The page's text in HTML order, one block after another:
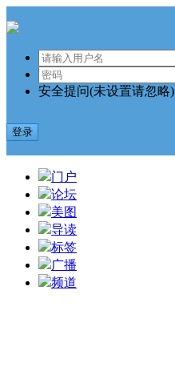
安全提问(未设置请忽略)
登录
门户
论坛
美图
导读
标签
广播
频道